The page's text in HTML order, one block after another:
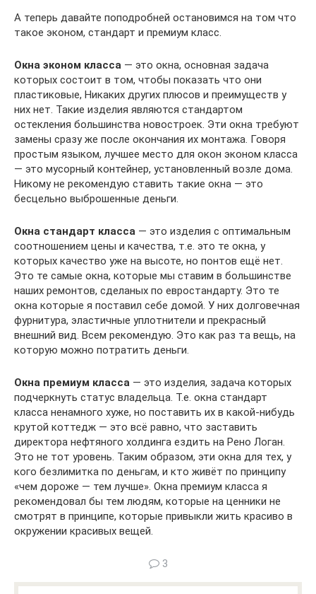
А теперь давайте поподробней остановимся на том что
такое эконом, стандарт и премиум класс.
Окна эконом класса — это окна, основная задача
которых состоит в том, чтобы показать что они
пластиковые, Никаких других плюсов и преимуществ у
них нет. Такие изделия являются стандартом
остекления большинства новостроек. Эти окна требуют
замены сразу же после окончания их монтажа. Говоря
простым языком, лучшее место для окон эконом класса
— это мусорный контейнер, установленный возле дома.
Никому не рекомендую ставить такие окна — это
бесцельно выброшенные деньги.
Окна стандарт класса — это изделия с оптимальным
соотношением цены и качества, т.е. это те окна, у
которых качество уже на высоте, но понтов ещё нет.
Это те самые окна, которые мы ставим в большинстве
наших ремонтов, сделаных по евростандарту. Это те
окна которые я поставил себе домой. У них долговечная
фурнитура, эластичные уплотнители и прекрасный
внешний вид. Всем рекомендую. Это как раз та вещь, на
которую можно потратить деньги.
Окна премиум класса — это изделия, задача которых
подчеркнуть статус владельца. Т.е. окна стандарт
класса ненамного хуже, но поставить их в какой-нибудь
крутой коттедж — это всё равно, что заставить
директора нефтяного холдинга ездить на Рено Логан.
Это не тот уровень. Таким образом, эти окна для тех, у
кого безлимитка по деньгам, и кто живёт по принципу
«чем дороже — тем лучше». Окна премиум класса я
рекомендовал бы тем людям, которые на ценники не
смотрят в принципе, которые привыкли жить красиво в
окружении красивых вещей.
3